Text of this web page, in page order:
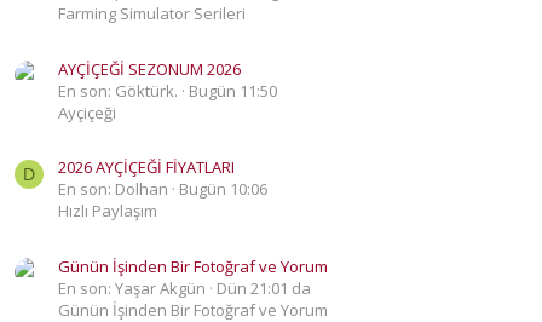
Farming Simulator Serileri
AYÇİÇEĞİ SEZONUM 2026
En son: Göktürk.
Bugün 11:50
Ayçiçeği
D
2026 AYÇİÇEĞİ FİYATLARI
En son: Dolhan
Bugün 10:06
Hızlı Paylaşım
Günün İşinden Bir Fotoğraf ve Yorum
En son: Yaşar Akgün
Dün 21:01 da
Günün İşinden Bir Fotoğraf ve Yorum